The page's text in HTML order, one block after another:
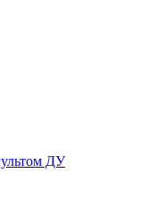
ДУ